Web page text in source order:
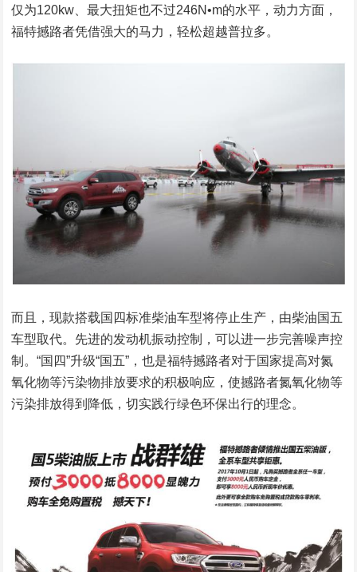
仅为120kw、最大扭矩也不过246N•m的水平，动力方面，
福特撼路者凭借强大的马力，轻松超越普拉多。
而且，现款搭载国四标准柴油车型将停止生产，由柴油国五
车型取代。先进的发动机振动控制，可以进一步完善噪声控
制。“国四”升级“国五”，也是福特撼路者对于国家提高对氮
氧化物等污染物排放要求的积极响应，使撼路者氮氧化物等
污染排放得到降低，切实践行绿色环保出行的理念。